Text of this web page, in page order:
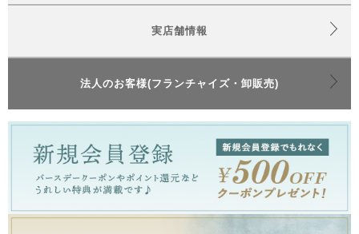
実店舗情報
法人のお客様(フランチャイズ・卸販売)